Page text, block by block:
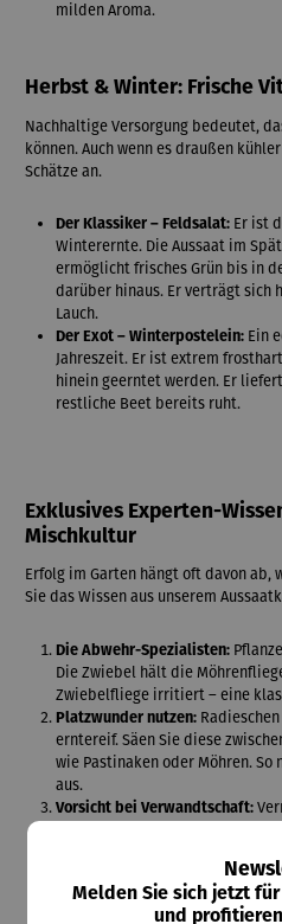
milden Aroma.
Herbst & Winter: Frische
Nachhaltige Versorgung bedeutet,
können. Auch wenn es draußen
Schätze an.
Der Klassiker – Feldsalat:Er ist
Winterernte. Die Aussaat im
ermöglicht frisches Grün bis in
darüber hinaus. Er verträgt sich
Lauch.
Der Exot – Winterpostelein:Ein
Jahreszeit. Er ist extrem
hinein geerntet werden. Er
restliche Beet bereits ruht.
Exklusives Experten-
Mischkultur
Erfolg im Garten hängt oft davon ab,
Sie das Wissen aus unserem
Die Abwehr-Spezialisten:
Die Zwiebel hält die
Zwiebelfliege irritiert – eine
Platzwunder nutzen:Radieschen
erntereif. Säen Sie diese
wie Pastinaken oder Möhren. So
aus.
Vorsicht bei Verwandtschaft:
Melden Sie sich jetzt
und